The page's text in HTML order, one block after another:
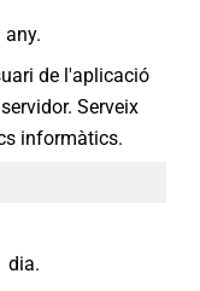
any.
de l'aplicació
Serveix
informàtics.
dia.